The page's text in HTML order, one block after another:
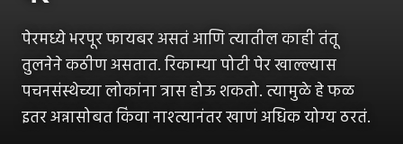
पेरमध्ये भरपूर फायबर असतं आणि त्यातील काही तंतू
तुलनेने कठीण असतात. रिकाम्या पोटी पेर खाल्ल्यास
पचनसंस्थेच्या लोकांना त्रास होऊ शकतो. त्यामुळे हे फळ
इतर अन्नासोबत किंवा नाश्त्यानंतर खाणं अधिक योग्य ठरतं.